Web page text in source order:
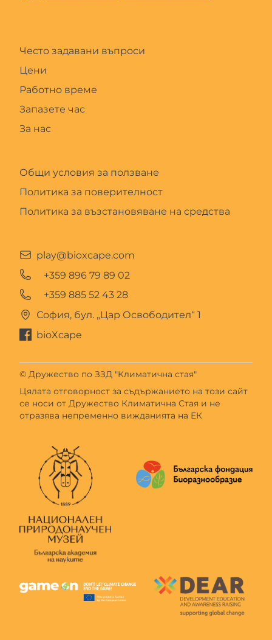
Често задавани въпроси
Цени
Работно време
Запазете час
За нас
Общи условия за ползване
Политика за поверителност
Политика за възстановяване на средства
play@bioxcape.com
+359 896 79 89 02
+359 885 52 43 28
София, бул. „Цар Освободител“ 1
bioXcape
© Дружество по ЗЗД "Климатична стая"
Цялата отговорност за съдържанието на този сайт
се носи от Дружество Климатична Стая и не
отразява непременно вижданията на ЕК